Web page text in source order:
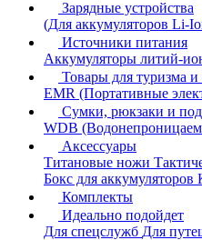
Зарядные устройства
(Для аккумуляторов Li-
Источники питания
Аккумуляторы литий-
Товары для туризма
EMR (Портативные
Сумки, рюкзаки и
WDB
Аксессуары
Титановые ножи
Бокс для аккумуляторов
Комплекты
Идеально подойдет
Для спецслужб Для